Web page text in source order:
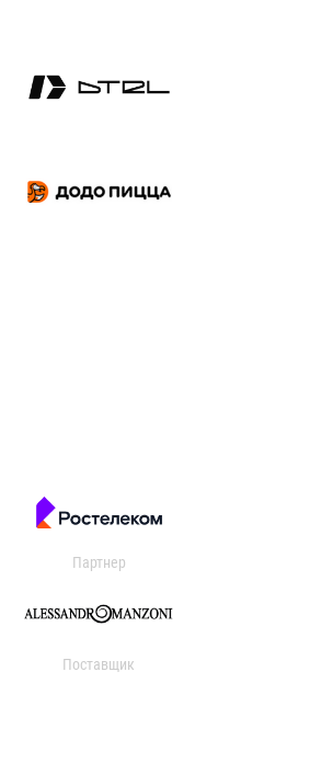
Партнер
Поставщик